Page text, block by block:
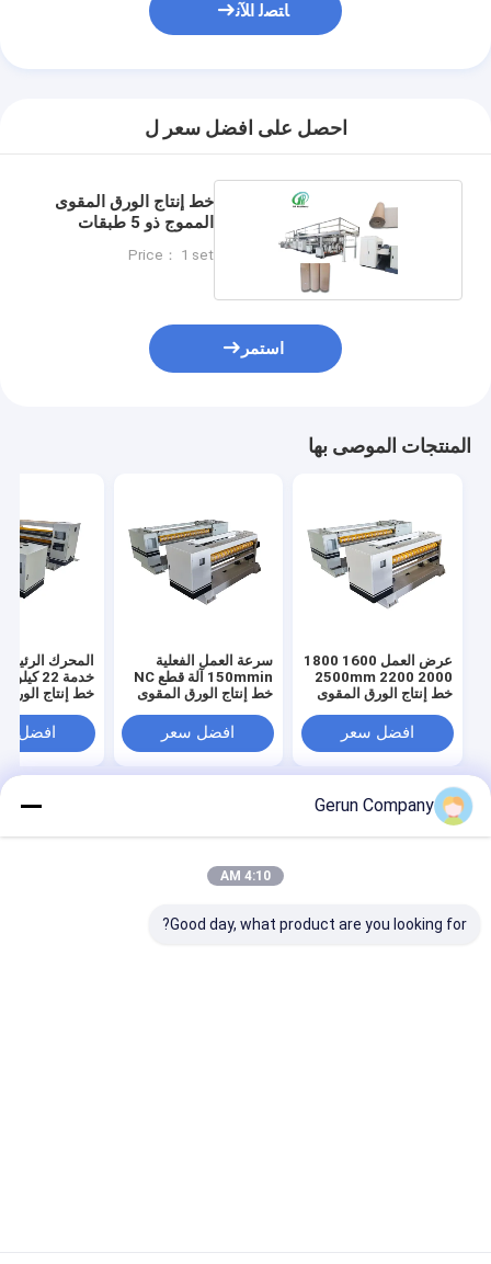
ﺎﺘﺼﻟ ﺍﻶﻧ
احصل على افضل سعر ل
خط إنتاج الورق المقوى
المموج ذو 5 طبقات
Price： 1 set
استمر
المنتجات الموصى بها
عرض العمل 1600 1800
2000 2200 2500mm
خط إنتاج الورق المقوى
الجهد وعملية قطع الورق
المقوى
افضل سعر
سرعة العمل الفعلية
150mmin آلة قطع NC
خط إنتاج الورق المقوى
القابل للتخصيص
16001800180022002500mm
افضل سعر
المحرك
خط إنتاج الورق
مستقر
افضل
منزل حول نا
خريطة الموقع
Privacy Policy
آلة طباعة فليكس الكرتون المضلع
Cangzhou Gerun Machinery Co.,Ltd. All Rights Reserved.
Gerun Company
4:10 AM
Good day, what product are you looking for?